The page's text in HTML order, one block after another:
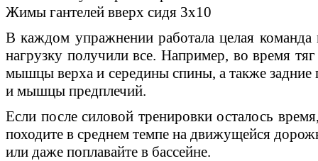
Жимы гантелей вверх сидя 3х10
В каждом упражнении работала целая
нагрузку получили все. Например, во время
мышцы верха и середины спины, а также задние
и мышцы предплечий.
Если после силовой тренировки осталось
походите в среднем темпе на движущейся
или даже поплавайте в бассейне.